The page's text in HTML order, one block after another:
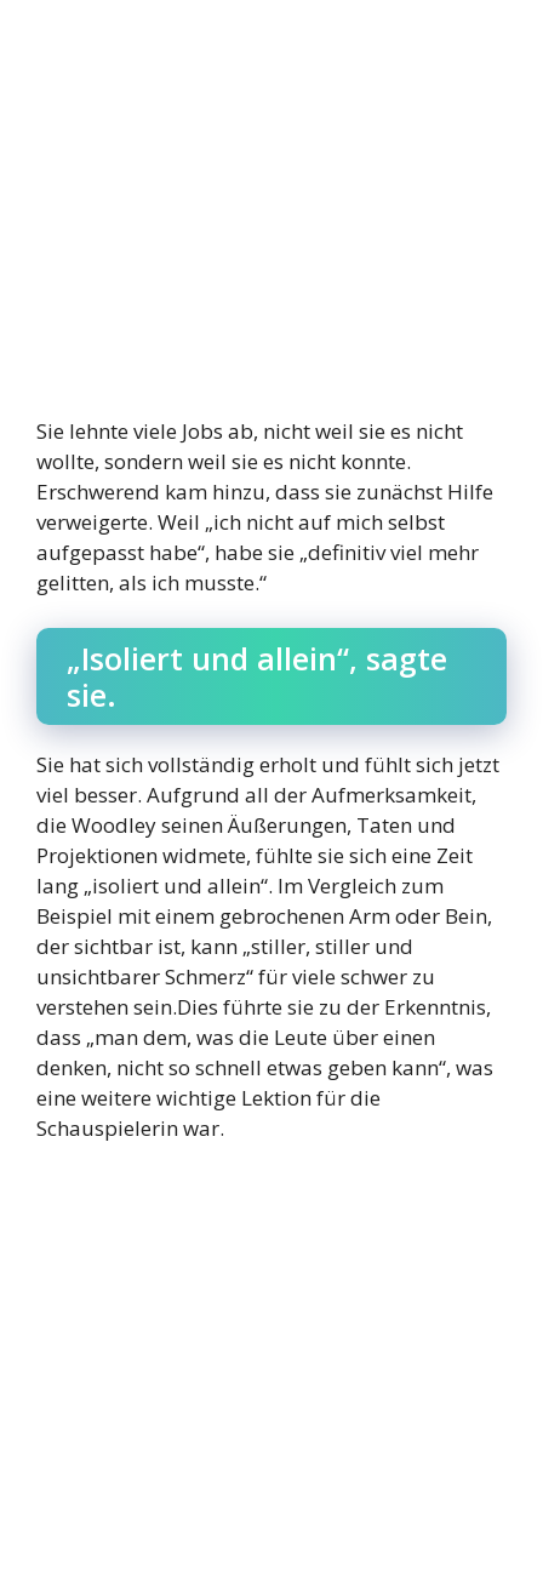
Sie lehnte viele Jobs ab, nicht weil sie es nicht
wollte, sondern weil sie es nicht konnte.
Erschwerend kam hinzu, dass sie zunächst Hilfe
verweigerte. Weil „ich nicht auf mich selbst
aufgepasst habe“, habe sie „definitiv viel mehr
gelitten, als ich musste.“
„Isoliert und allein“, sagte
sie.
Sie hat sich vollständig erholt und fühlt sich jetzt
viel besser. Aufgrund all der Aufmerksamkeit,
die Woodley seinen Äußerungen, Taten und
Projektionen widmete, fühlte sie sich eine Zeit
lang „isoliert und allein“. Im Vergleich zum
Beispiel mit einem gebrochenen Arm oder Bein,
der sichtbar ist, kann „stiller, stiller und
unsichtbarer Schmerz“ für viele schwer zu
verstehen sein.Dies führte sie zu der Erkenntnis,
dass „man dem, was die Leute über einen
denken, nicht so schnell etwas geben kann“, was
eine weitere wichtige Lektion für die
Schauspielerin war.